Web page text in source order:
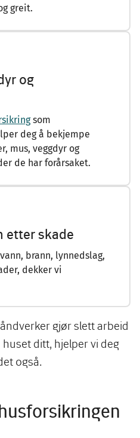
greit.
og
som
deg å bekjempe
mus, veggdyr og
de har forårsaket.
etter skade
brann, lynnedslag,
dekker vi
gjør slett arbeid
ditt, hjelper vi deg
også.